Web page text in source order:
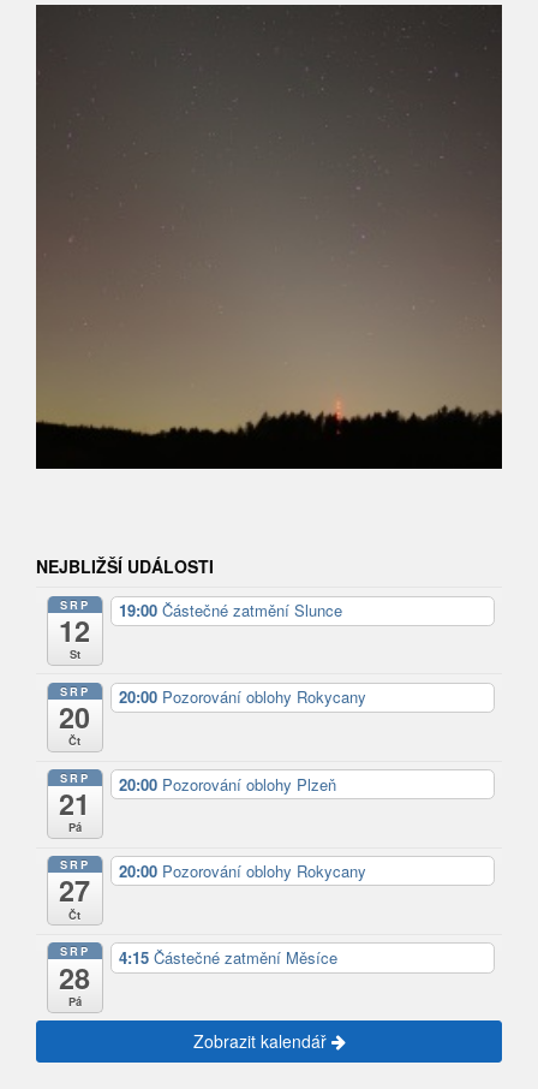
NEJBLIŽŠÍ UDÁLOSTI
SRP
12
St
19:00 Částečné zatmění Slunce
SRP
20
Čt
20:00 Pozorování oblohy Rokycany
SRP
21
Pá
20:00 Pozorování oblohy Plzeň
SRP
27
Čt
20:00 Pozorování oblohy Rokycany
SRP
28
Pá
4:15 Částečné zatmění Měsíce
Zobrazit kalendář